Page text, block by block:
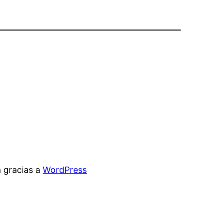
gracias aWordPress